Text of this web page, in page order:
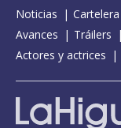
Noticias Cartelera
Avances
Tráilers
Actores y actrices